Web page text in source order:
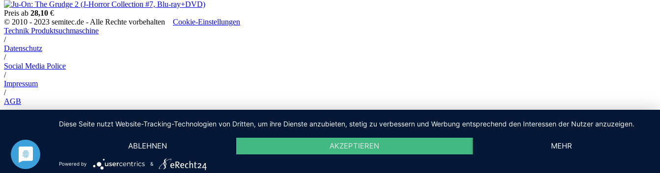
Preis ab 28,10 €
© 2010 - 2023 semitec.de - Alle Rechte vorbehalten Cookie-Einstellungen
Technik Produktsuchmaschine
/
Datenschutz
/
Social Media Police
/
Impressum
/
AGB
Diese Seite nutzt Website-Tracking-Technologien von Dritten, um ihre Dienste anzubieten, stetig zu verbessern und Werbung entsprechend den Interessen der Nutzer anzuzeigen.
ABLEHNEN AKZEPTIEREN MEHR
Powered by &